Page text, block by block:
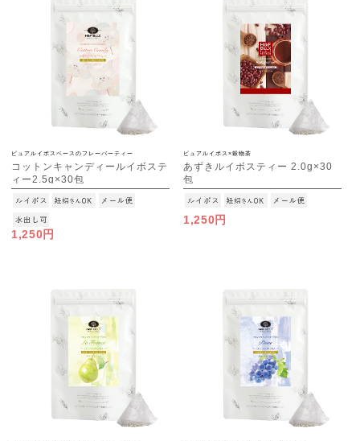
ピュアルイボスベースのフレーバーティー
コットンキャンディールイボステ
ィー2.5g×30包
[M便 1/3]
1,250円
ピュアルイボス×穀物茶
あずきルイボスティー 2.0g×30
包
[M便 1/3]
1,250円